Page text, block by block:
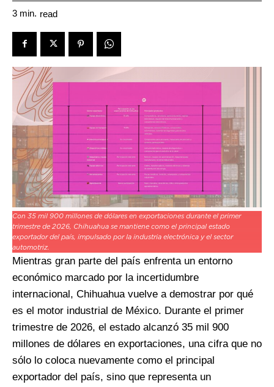
3 min. read
Con 35 mil 900 millones de dólares en exportaciones durante el primer
trimestre de 2026, Chihuahua se mantiene como el principal estado
exportador del país, impulsado por la industria electrónica y el sector
automotriz.
Mientras gran parte del país enfrenta un entorno
económico marcado por la incertidumbre
internacional, Chihuahua vuelve a demostrar por qué
es el motor industrial de México. Durante el primer
trimestre de 2026, el estado alcanzó 35 mil 900
millones de dólares en exportaciones, una cifra que no
sólo lo coloca nuevamente como el principal
exportador del país, sino que representa un